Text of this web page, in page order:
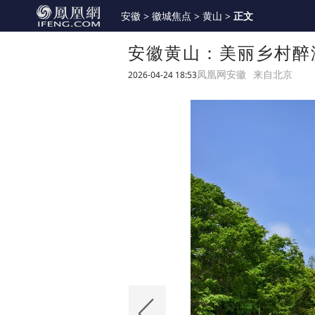
安徽 > 徽城焦点 > 黄山 > 正文
安徽黄山：美丽乡村醉
2026-04-24 18:53凤凰网安徽 来自北京